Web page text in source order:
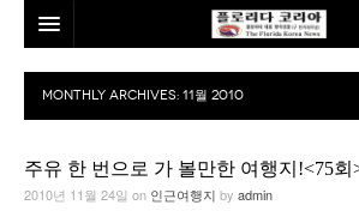
홈
본사소개
뉴스
MONTHLY ARCHIVES: 11월 2010
주유 한 번으로 가 볼만한 여행지!<75회
2010년 11월 24일 on 인근여행지 by admin